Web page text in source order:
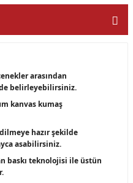
arasından
belirleyebilirsiniz.
kanvas kumaş
hazır şekilde
asabilirsiniz.
baskı teknolojisi ile üstün